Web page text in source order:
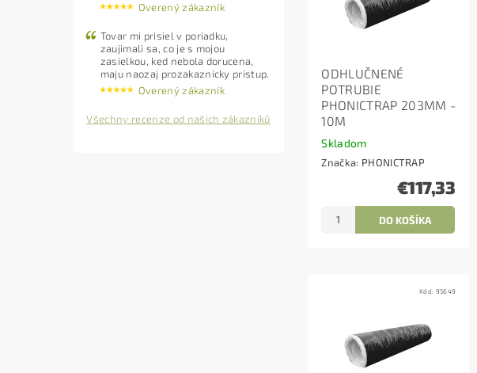
Overený zákazník
Tovar mi prisiel v poriadku,
zaujimali sa, co je s mojou
zasielkou, ked nebola dorucena,
maju naozaj prozakaznicky pristup.
Overený zákazník
Všechny recenze od našich zákazníků
ODHLUČNENÉ
POTRUBIE
PHONICTRAP 203MM -
10M
Skladom
Značka: PHONICTRAP
€117,33
Kód: 95649